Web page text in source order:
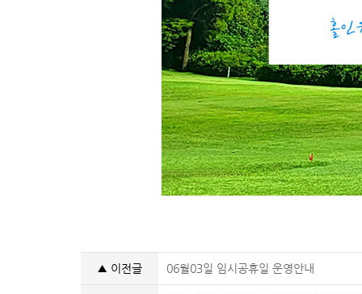
▲ 이전글 06월03일 임시공휴일 운영안내